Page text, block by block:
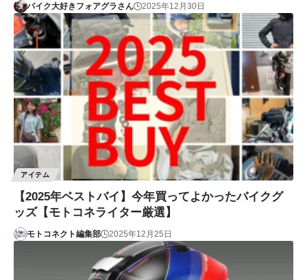
バイク大好きフォアグラさん 2025年12月30日
アイテム
【2025年ベストバイ】今年買ってよかったバイクグ
ッズ【モトコネライター厳選】
モトコネクト編集部 2025年12月25日